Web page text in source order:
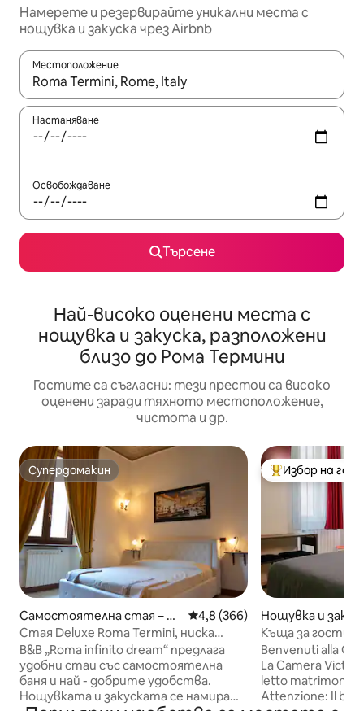
Намерете и резервирайте уникални места с
нощувка и закуска чрез Airbnb
Местоположение
Когато резултатите се покажат, използвайте
Настаняване
Освобождаване
Търсене
Най-високо оценени места с
нощувка и закуска, разположени
близо до Рома Термини
Гостите са съгласни: тези престои са високо
оценени заради тяхното местоположение,
чистота и др.
Супердомакин
Супердомакин
Самостоятелна стая – Ри
м
Средна оценка: 4,8 от 5,
4,8 (366)
Стая Deluxe Roma Termini, ниска
цена, апартамент
B&B „Roma infinito dream“ предлага
удобни стаи със самостоятелна
баня и най - добрите удобства.
Нощувката и закуската се намират
Най-популярен
Избор на
Нощувка и
Къща за гости
(двойно легло, ...
Benvenuti alla
La Camera
letto
Attenzione: Il